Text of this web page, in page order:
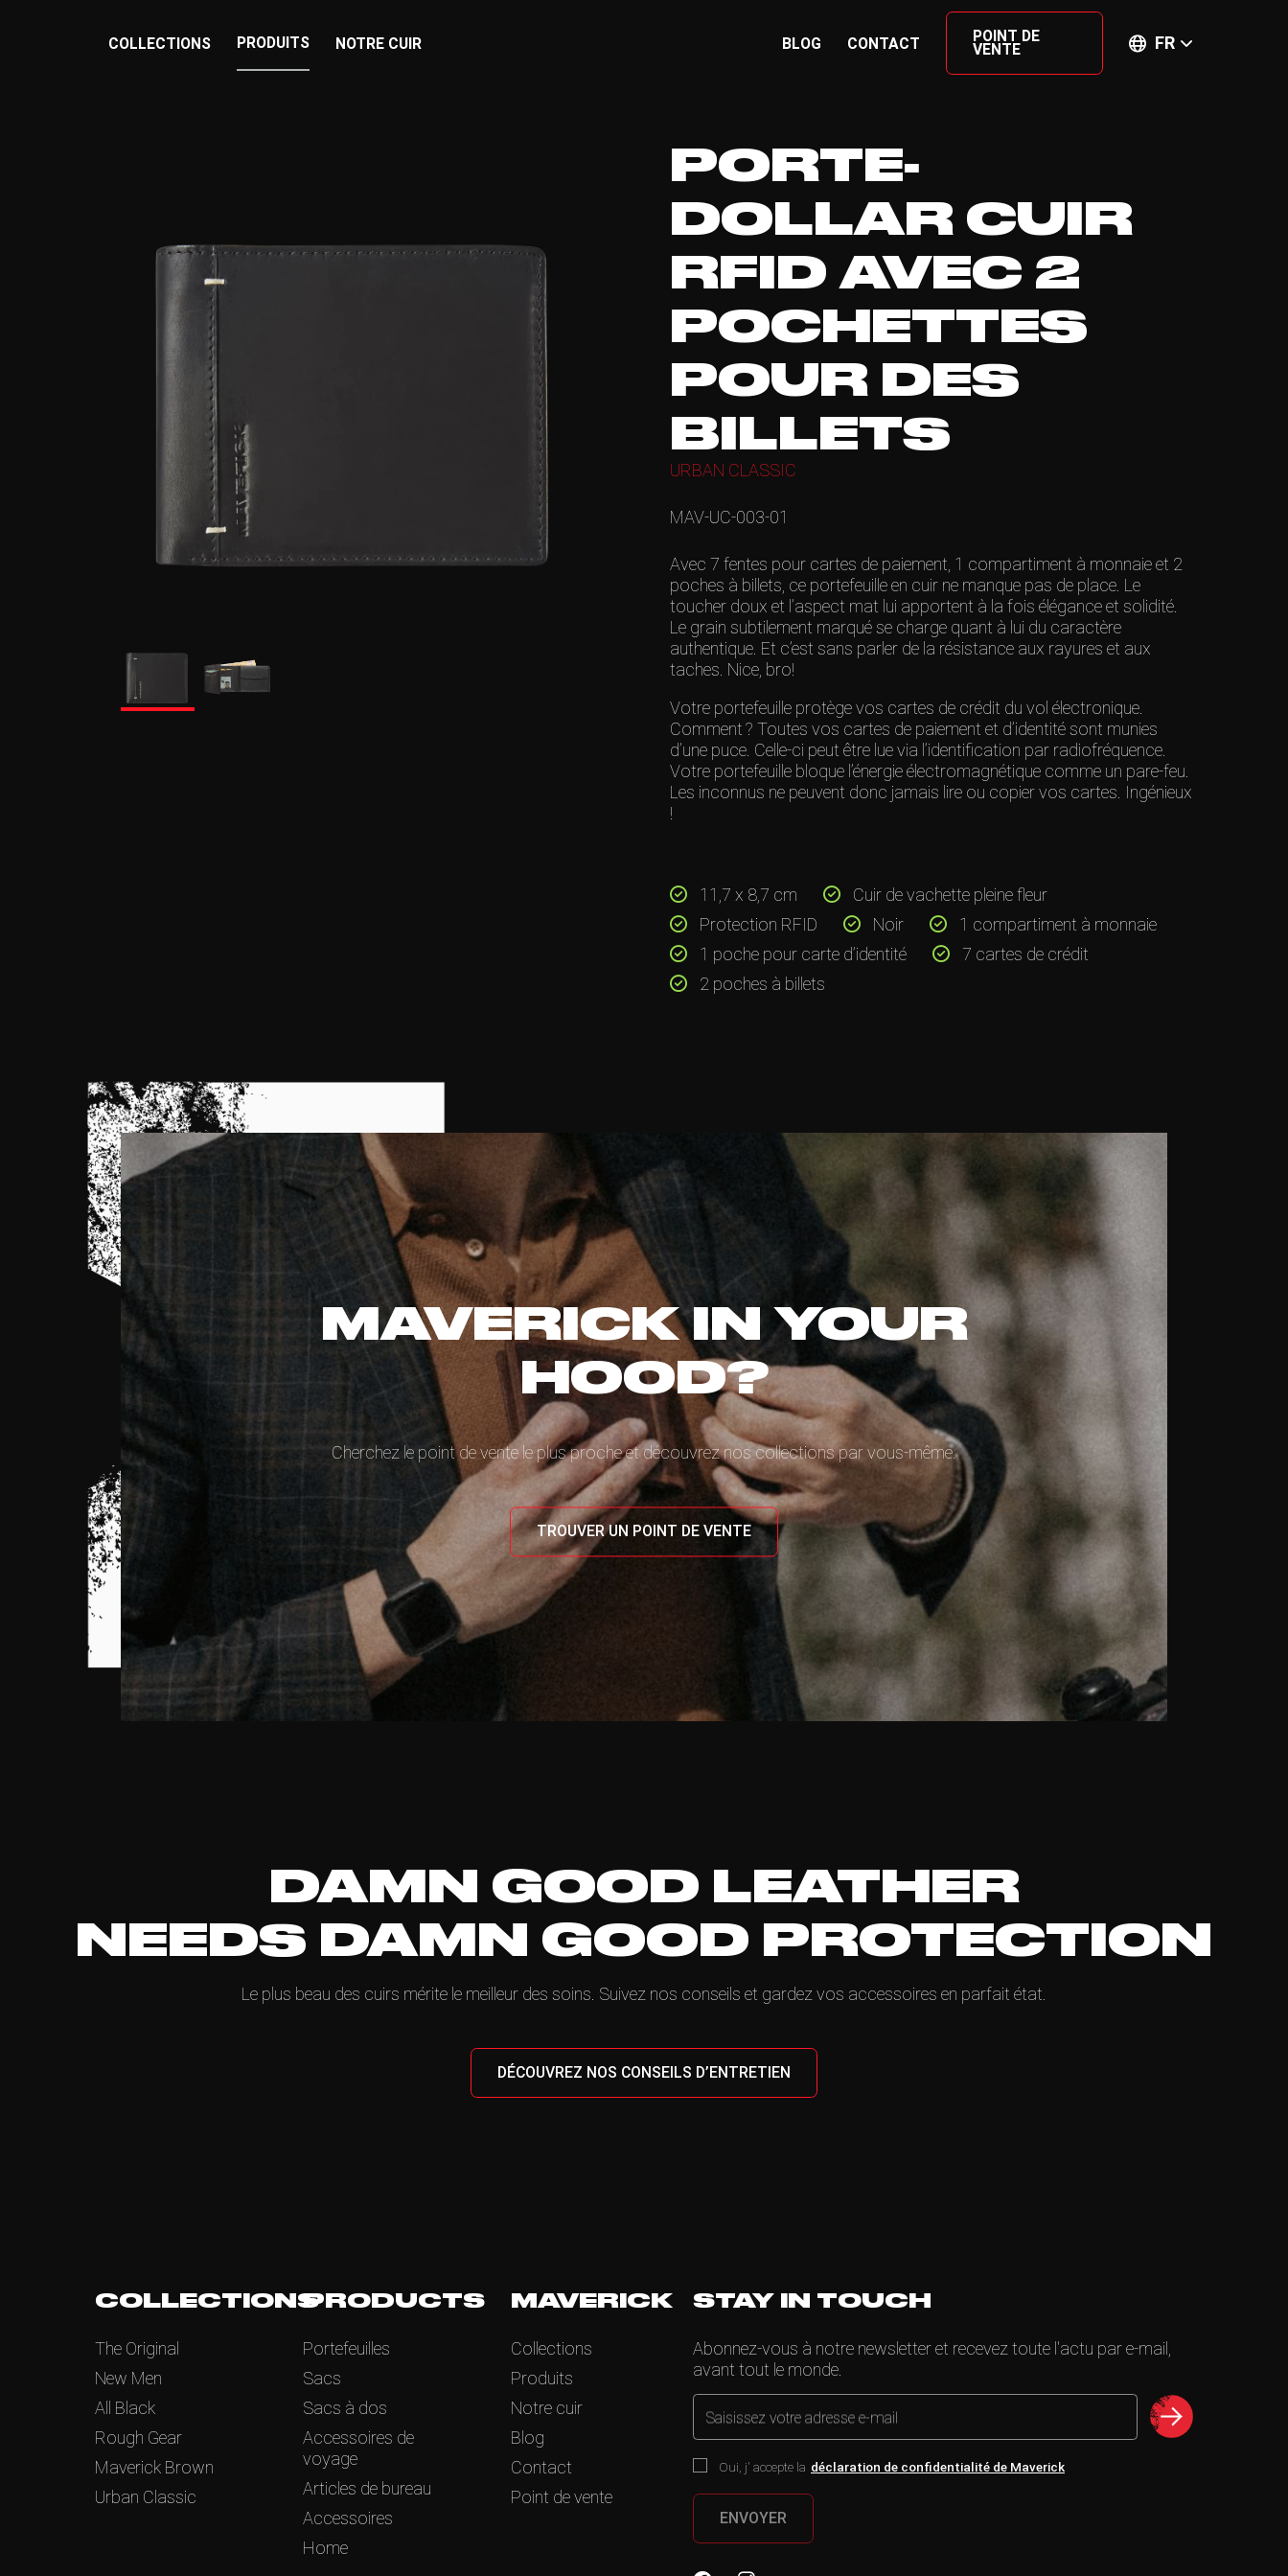
COLLECTIONS PRODUITS NOTRE CUIR BLOG CONTACT POINT DE
VENTE FR
PORTE-
DOLLAR CUIR
RFID AVEC 2
POCHETTES
POUR DES
BILLETS
URBAN CLASSIC
MAV-UC-003-01
Avec 7 fentes pour cartes de paiement, 1 compartiment à monnaie et 2
poches à billets, ce portefeuille en cuir ne manque pas de place. Le
toucher doux et l’aspect mat lui apportent à la fois élégance et solidité.
Le grain subtilement marqué se charge quant à lui du caractère
authentique. Et c’est sans parler de la résistance aux rayures et aux
taches. Nice, bro!
Votre portefeuille protège vos cartes de crédit du vol électronique.
Comment ? Toutes vos cartes de paiement et d’identité sont munies
d’une puce. Celle-ci peut être lue via l’identification par radiofréquence.
Votre portefeuille bloque l’énergie électromagnétique comme un pare-feu.
Les inconnus ne peuvent donc jamais lire ou copier vos cartes. Ingénieux
!
11,7 x 8,7 cm
Cuir de vachette pleine fleur
Protection RFID
Noir
1 compartiment à monnaie
1 poche pour carte d’identité
7 cartes de crédit
2 poches à billets
MAVERICK IN YOUR
HOOD?
Cherchez le point de vente le plus proche et découvrez nos collections par vous-même.
TROUVER UN POINT DE VENTE
DAMN GOOD LEATHER
NEEDS DAMN GOOD PROTECTION
Le plus beau des cuirs mérite le meilleur des soins. Suivez nos conseils et gardez vos accessoires en parfait état.
DÉCOUVREZ NOS CONSEILS D’ENTRETIEN
COLLECTIONS
The Original
New Men
All Black
Rough Gear
Maverick Brown
Urban Classic
PRODUCTS
Portefeuilles
Sacs
Sacs à dos
Accessoires de
voyage
Articles de bureau
Accessoires
Home
MAVERICK
Collections
Produits
Notre cuir
Blog
Contact
Point de vente
STAY IN TOUCH
Abonnez-vous à notre newsletter et recevez toute l'actu par e-mail,
avant tout le monde.
Saisissez votre adresse e-mail
Oui, j' accepte la déclaration de confidentialité de Maverick
ENVOYER